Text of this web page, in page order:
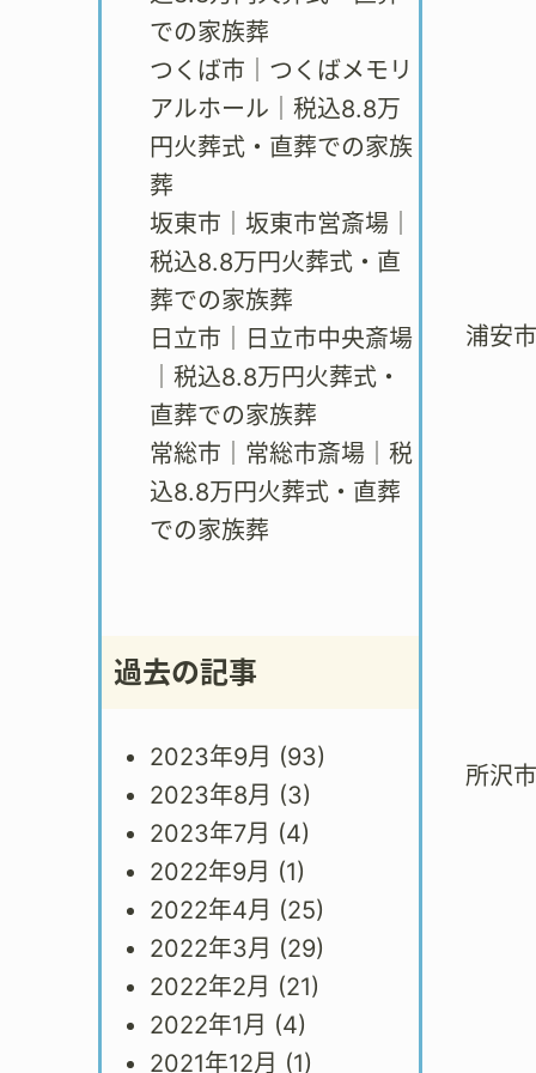
での家族葬
つくば市｜つくばメモリ
アルホール｜税込8.8万
円火葬式・直葬での家族
葬
坂東市｜坂東市営斎場｜
税込8.8万円火葬式・直
葬での家族葬
日立市｜日立市中央斎場
｜税込8.8万円火葬式・
直葬での家族葬
常総市｜常総市斎場｜税
込8.8万円火葬式・直葬
での家族葬
過去の記事
2023年9月 (93)
2023年8月 (3)
2023年7月 (4)
2022年9月 (1)
2022年4月 (25)
2022年3月 (29)
2022年2月 (21)
2022年1月 (4)
2021年12月 (1)
浦安
所沢